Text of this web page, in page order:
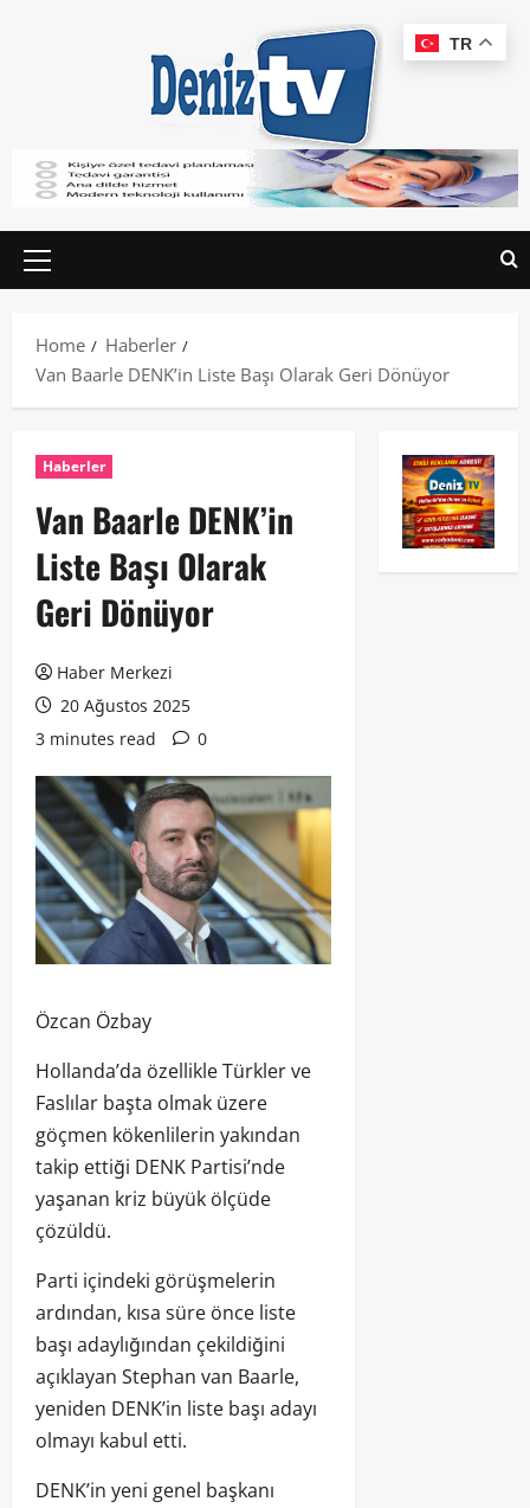
Home
Haberler
Van Baarle DENK’in Liste Başı Olarak Geri Dönüyor
Haberler
Van Baarle DENK’in
Liste Başı Olarak
Geri Dönüyor
Haber Merkezi
20 Ağustos 2025
3 minutes read
0
Özcan Özbay
Hollanda’da özellikle Türkler ve
Faslılar başta olmak üzere
göçmen kökenlilerin yakından
takip ettiği DENK Partisi’nde
yaşanan kriz büyük ölçüde
çözüldü.
Parti içindeki görüşmelerin
ardından, kısa süre önce liste
başı adaylığından çekildiğini
açıklayan Stephan van Baarle,
yeniden DENK’in liste başı adayı
olmayı kabul etti.
DENK’in yeni genel başkanı
TR